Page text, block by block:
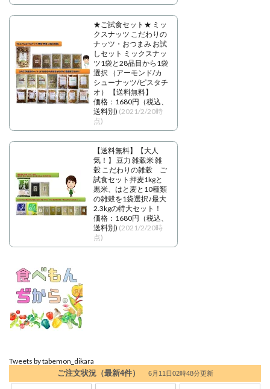
★ご試食セット★ ミッ
クスナッツ こだわりの
ナッツ・おつまみ お試
しセット ミックスナッ
ツ1袋と28品目から1袋
選択 （アーモンド/カ
シューナッツ/ピスタチ
オ） 【送料無料】
価格：1680円（税込、
送料別) (2021/2/20時
点)
【送料無料】【大人
気！】 豆力 雑穀米 雑
穀 こだわりの雑穀 ご
試食セット押麦1kgと
黒米、はと麦と10種類
の雑穀を1袋選択♪最大
2.3kgの特大セット！
価格：1680円（税込、
送料別) (2021/2/20時
点)
Tweets by tabemon_dikara